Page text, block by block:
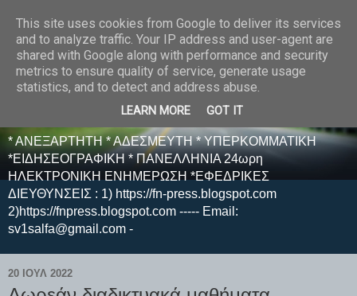
E F E N P R E S S -
ΗΛΕΚΤΡΟΝΙΚΗ
ΕΦΗΜΕΡΙΔΑ
* ΑΝΕΞΑΡΤΗΤΗ * ΑΔΕΣΜΕΥΤΗ * ΥΠΕΡΚΟΜΜΑΤΙΚΗ
*ΕΙΔΗΣΕΟΓΡΑΦΙΚΗ * ΠΑΝΕΛΛΗΝΙΑ 24ωρη
ΗΛΕΚΤΡΟΝΙΚΗ ΕΝΗΜΕΡΩΣΗ *ΕΦΕΔΡΙΚΕΣ
ΔΙΕΥΘΥΝΣΕΙΣ : 1) https://fn-press.blogspot.com
2)https://fnpress.blogspot.com ----- Email:
sv1salfa@gmail.com -
20 ΙΟΥΛ 2022
This site uses cookies from Google to deliver its services
and to analyze traffic. Your IP address and user-agent are
shared with Google along with performance and security
metrics to ensure quality of service, generate usage
statistics, and to detect and address abuse.
LEARN MORE GOT IT